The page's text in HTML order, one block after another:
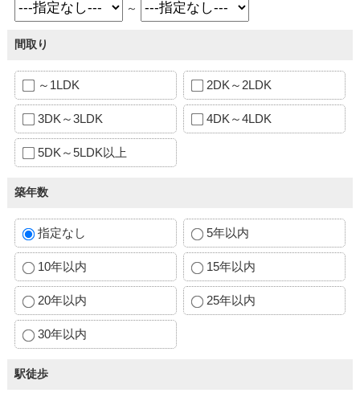
～
間取り
～1LDK 2DK～2LDK
3DK～3LDK 4DK～4LDK
5DK～5LDK以上
築年数
指定なし 5年以内
10年以内 15年以内
20年以内 25年以内
30年以内
駅徒歩